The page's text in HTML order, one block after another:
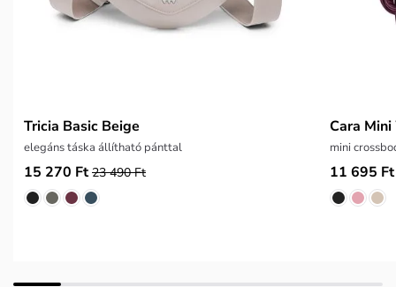
Tricia Basic Beige
elegáns táska állítható pánttal
15 270 Ft 23 490 Ft
Cara
mini
11 695 Ft